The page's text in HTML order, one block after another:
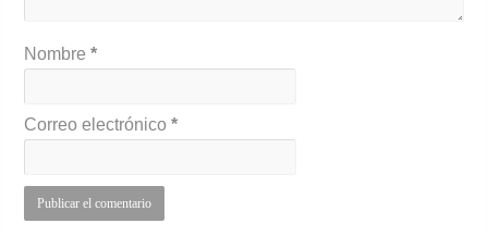
Nombre*
Correo electrónico*